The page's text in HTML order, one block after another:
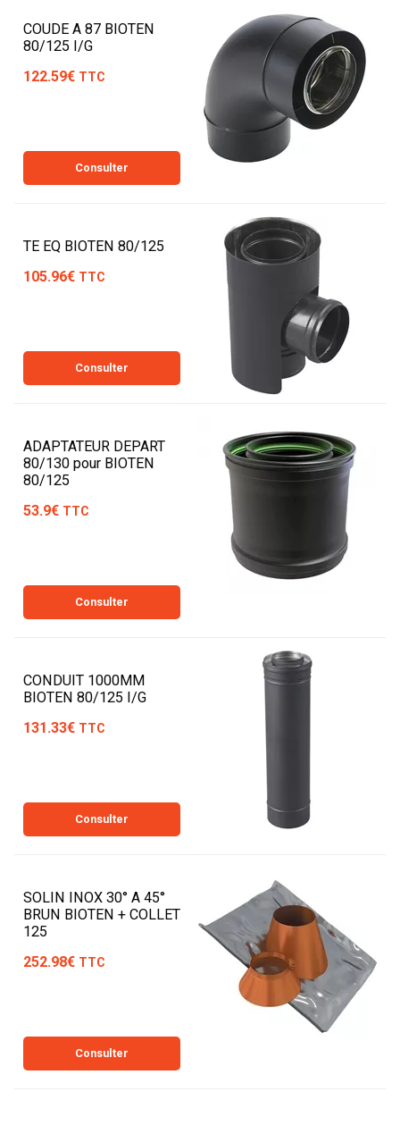
COUDE A 87 BIOTEN
80/125 I/G
122.59€ TTC
Consulter
TE EQ BIOTEN 80/125
105.96€ TTC
Consulter
ADAPTATEUR DEPART
80/130 pour BIOTEN
80/125
53.9€ TTC
Consulter
CONDUIT 1000MM
BIOTEN 80/125 I/G
131.33€ TTC
Consulter
SOLIN INOX 30° A 45°
BRUN BIOTEN + COLLET
125
252.98€ TTC
Consulter